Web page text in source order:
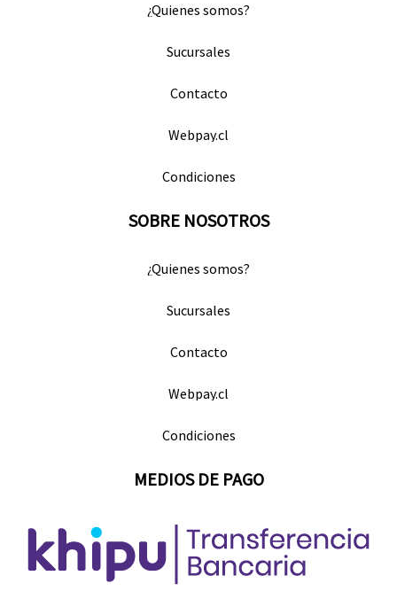
¿Quienes somos?
Sucursales
Contacto
Webpay.cl
Condiciones
SOBRE NOSOTROS
¿Quienes somos?
Sucursales
Contacto
Webpay.cl
Condiciones
MEDIOS DE PAGO